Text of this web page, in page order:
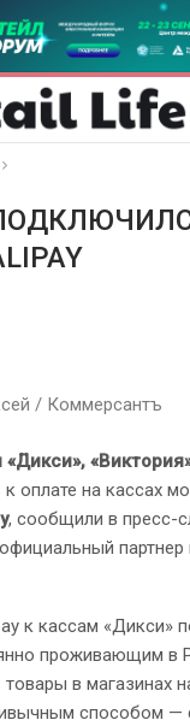
/ Коммерсантъ
«Дикси»,
оплате на кассах
, сообщили в пресс-
к кассам «Дикси»
проживающим в
товары в магазинах
способом